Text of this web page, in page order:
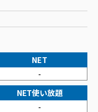
クサービス料⾦表
ラン
トップ
NET
-
NET使い放題
-